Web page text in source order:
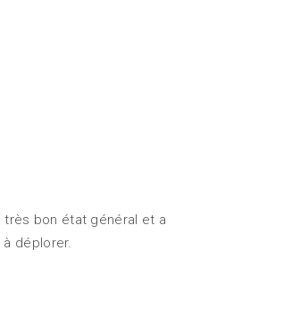
très bon état général et a
déplorer.